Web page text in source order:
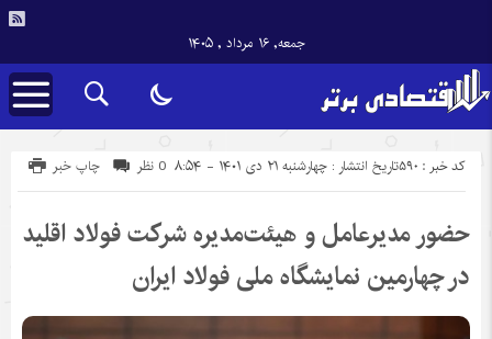
جمعه, ۱۶ مرداد , ۱۴۰۵
تاریخ انتشار : چهارشنبه ۲۱ دی ۱۴۰۱ - ۸:۵۴ کد خبر : 590 چاپ خبر 0 نظر
حضور مدیرعامل و هیئت‌مدیره شرکت فولاد اقلید
در چهارمین نمایشگاه ملی فولاد ایران